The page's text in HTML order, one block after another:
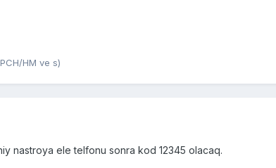
HM ve s)
nastroya ele telfonu sonra kod 12345 olacaq.